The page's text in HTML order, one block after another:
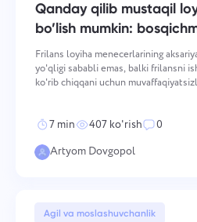
Qanday qilib mustaqil
bo’lish mumkin:
qo’llanma
Frilans loyiha menecerlarining
yo'qligi sababli emas, balki frilansni
ko'rib chiqqani uchun
7 min 407 ko'rish
0
Artyom Dovgopol
Agil va moslashuvchanlik